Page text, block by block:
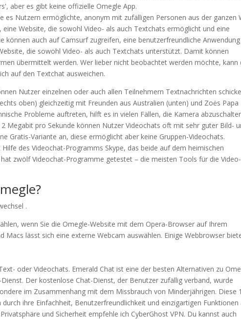
aber es gibt keine offizielle Omegle App.
es Nutzern ermöglichte, anonym mit zufälligen Personen aus der ganzen
Website, die sowohl Video- als auch Textchats ermöglicht und eine
können auch auf Camsurf zugreifen, eine benutzerfreundliche
die sowohl Video- als auch Textchats unterstützt. Damit können
übermittelt werden. Wer lieber nicht beobachtet werden möchte, kann
auf den Textchat ausweichen.
Nutzer einzelnen oder auch allen Teilnehmern Text­nach­richten
oben) gleich­zeitig mit Freunden aus Australien (unten) und Zoės Papa
Probleme auftreten, hilft es in vielen Fällen, die Kamera
Megabit pro Sekunde können Nutzer Video­chats oft mit sehr guter Bild-
Gratis-Variante an, diese ermöglicht aber keine Gruppen-Video­chats.
des Video­chat-Programms Skype, das beide auf dem heimischen
zwölf Video­chat-Programme getestet – die meisten Tools für die Video­
.
wenn Sie die Omegle-Website mit dem Opera-Browser auf Ihrem
Macs lässt sich eine externe Webcam auswählen. Einige Webbrowser
oder Videochats. Emerald Chat ist eine der besten Alternativen zu
Der kostenlose Chat-Dienst, der Benutzer zufällig verband, wurde
im Zusammenhang mit dem Missbrauch von Minderjährigen. Diese
ihre Einfachheit, Benutzerfreundlichkeit und einzigartigen Funktionen
und Sicherheit empfehle ich CyberGhost VPN. Du kannst auch